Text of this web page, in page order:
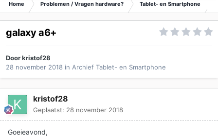
Home Problemen / Vragen hardware? Tablet- en Smartphone
galaxy a6+
Doorkristof28
28 november 2018 in Archief Tablet- en Smartphone
kristof28
Geplaatst: 28 november 2018
Goeieavond,